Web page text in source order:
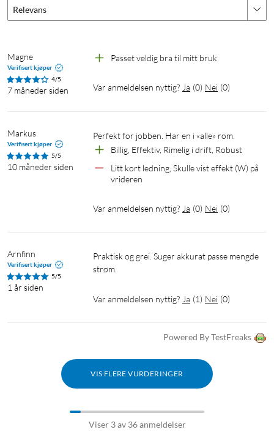
Relevans
Magne
Verifisert kjøper
4/5
7 måneder siden
Passet veldig bra til mitt bruk
Var anmeldelsen nyttig? Ja (0) Nei (0)
Markus
Verifisert kjøper
5/5
10 måneder siden
Perfekt for jobben. Har en i «alle» rom.
Billig, Effektiv, Rimelig i drift, Robust
Litt kort ledning, Skulle vist effekt (W) på
vrideren
Var anmeldelsen nyttig? Ja (0) Nei (0)
Arnfinn
Verifisert kjøper
5/5
1 år siden
Praktisk og grei. Suger akkurat passe mengde
strøm.
Var anmeldelsen nyttig? Ja (1) Nei (0)
Powered By TestFreaks
VIS FLERE VURDERINGER
Viser 3 av 36 anmeldelser